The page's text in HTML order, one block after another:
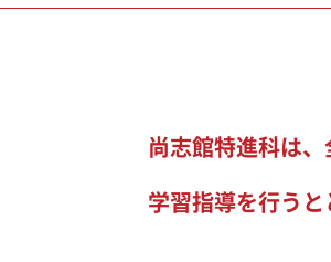
尚志館特進科は
学習指導を行う